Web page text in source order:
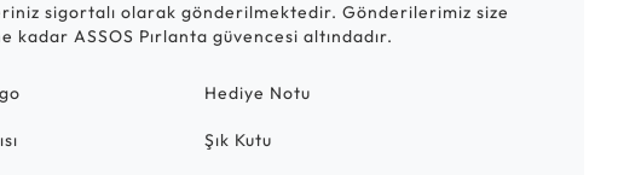
sigortalı olarak gönderilmektedir. Gönderilerimiz size
kadar ASSOS Pırlanta güvencesi altındadır.
Hediye Notu
Şık Kutu